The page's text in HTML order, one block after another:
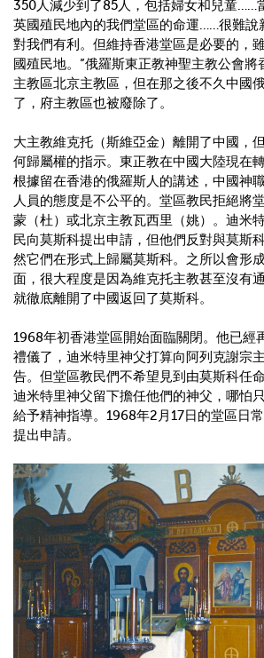
350人減少到了85人，包括婦女和兒童……
英國殖民地內的我們堂區的命運……很難說
對我們有利。但維持香港堂區是必要的，
國殖民地。 ”俄羅斯東正教神聖主教公會將
主教區北京主教區，但在那之後不久中國
了，府主教區也被廢除了。
大主教維克托（斯維亞金）離開了中國，
何歸屬權的指示。東正教在中國大陸現在
根據留在香港的俄羅斯人的講述，中國神
人員的態度是不公平的。堂區教民拒絕將
蒙（杜）或北京主教瓦西里（姚）。迪米
民向莫斯科提出申請，但他們反對與莫斯
然它們在形式上歸屬莫斯科。之所以會形
面，很大程度是因為維克托主教甚至沒有
就徹底離開了中國返回了莫斯科。
1968年初香港堂區開始面臨關閉。他已經
禮儀了，迪米特里神父打算向阿列克謝宗
告。但堂區教民們不希望見到由莫斯科任
迪米特里神父留下擔任他們的神父，哪怕
給予精神指導。 1968年2月 17日的堂區日
提出申請。